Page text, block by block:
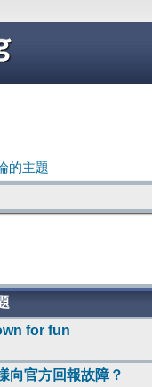
的主題
for fun
向官方回報故障？